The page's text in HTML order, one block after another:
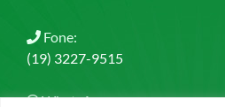
Fone:
(19) 3227-9515
WhatsApp: